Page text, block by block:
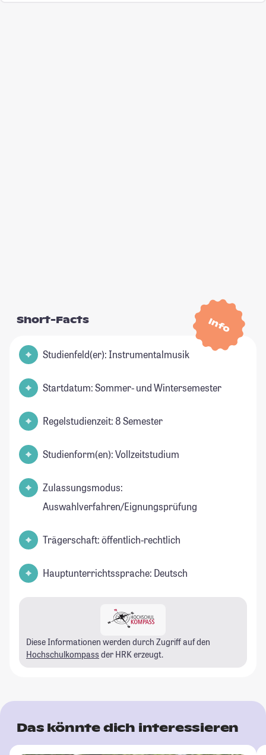
Info
Short-Facts
Studienfeld(er): Instrumentalmusik
Startdatum: Sommer- und Wintersemester
Regelstudienzeit: 8 Semester
Studienform(en): Vollzeitstudium
Zulassungsmodus:
Auswahlverfahren/Eignungsprüfung
Trägerschaft: öffentlich-rechtlich
Hauptunterrichtssprache: Deutsch
Diese Informationen werden durch Zugriff auf den
Hochschulkompass der HRK erzeugt.
Das könnte dich interessieren